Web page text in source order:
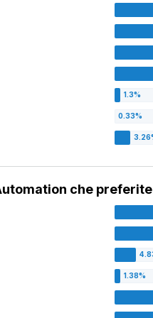
che preferite